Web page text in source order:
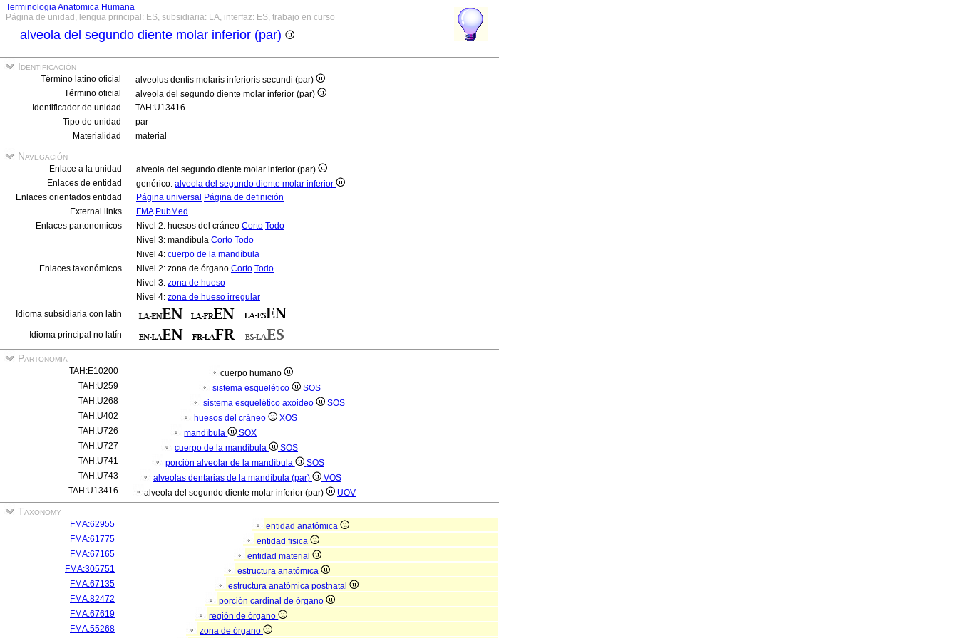
Terminologia Anatomica Humana
Página de unidad, lengua principal: ES, subsidiaria: LA, interfaz: ES, trabajo en curso
alveola del segundo diente molar inferior (par)
Identificación
Término latino oficial
alveolus dentis molaris inferioris secundi (par)
Término oficial
alveola del segundo diente molar inferior (par)
Identificador de unidad
TAH:U13416
Tipo de unidad
par
Materialidad
material
Navegación
Enlace a la unidad
alveola del segundo diente molar inferior (par)
Enlaces de entidad
genérico: alveola del segundo diente molar inferior
Enlaces orientados entidad
Página universal Página de definición
External links
FMA PubMed
Enlaces partonomicos
Nivel 2: huesos del cráneo Corto Todo
Nivel 3: mandíbula Corto Todo
Nivel 4: cuerpo de la mandíbula
Enlaces taxonómicos
Nivel 2: zona de órgano Corto Todo
Nivel 3: zona de hueso
Nivel 4: zona de hueso irregular
Idioma subsidiaria con latín
Idioma principal no latín
Partonomia
TAH:E10200
cuerpo humano
TAH:U259
sistema esquelético
SOS
TAH:U268
sistema esquelético axoideo
SOS
TAH:U402
huesos del cráneo
XOS
TAH:U726
mandíbula
SOX
TAH:U727
cuerpo de la mandíbula
SOS
TAH:U741
porción alveolar de la mandíbula
SOS
TAH:U743
alveolas dentarias de la mandíbula (par)
VOS
TAH:U13416
alveola del segundo diente molar inferior (par) UOV
Taxonomy
FMA:62955
entidad anatómica
FMA:61775
entidad fisica
FMA:67165
entidad material
FMA:305751
estructura anatómica
FMA:67135
estructura anatómica postnatal
FMA:82472
porción cardinal de órgano
FMA:67619
región de órgano
FMA:55268
zona de órgano